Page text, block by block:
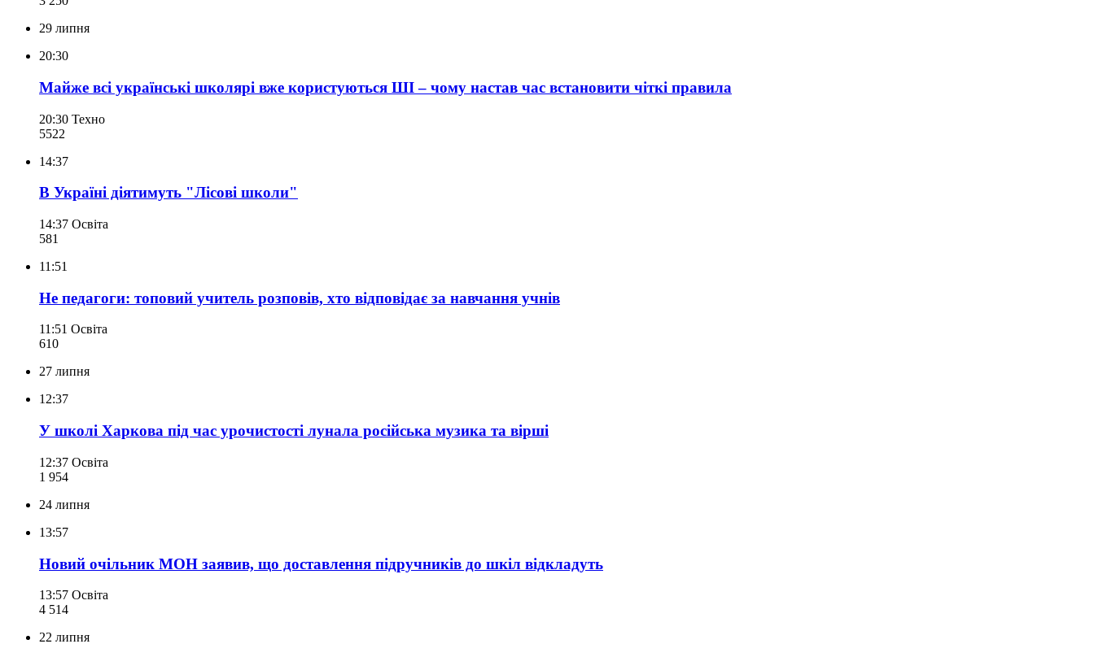
29 липня
20:30
Майже всі українські школярі вже користуються ШІ – чому настав час встановити чіткі правила
20:30 Техно
5522
14:37
В Україні діятимуть "Лісові школи"
14:37 Освіта
581
11:51
Не педагоги: топовий учитель розповів, хто відповідає за навчання учнів
11:51 Освіта
610
27 липня
12:37
У школі Харкова під час урочистості лунала російська музика та вірші
12:37 Освіта
1 954
24 липня
13:57
Новий очільник МОН заявив, що доставлення підручників до шкіл відкладуть
13:57 Освіта
4 514
22 липня